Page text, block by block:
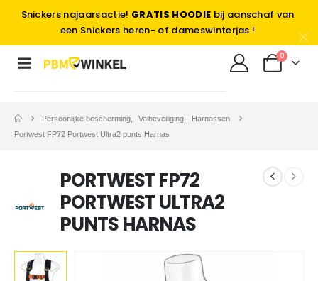
Snickers najaarsactie! GRATIS HOODIE bij aanschaf van
een Snickers heren- of dameswinterjas !
0
Persoonlijke bescherming Valbeveiliging
Harnassen
Portwest FP72 Portwest Ultra2 punts Harnas
PORTWEST FP72
PORTWEST ULTRA2
PUNTS HARNAS